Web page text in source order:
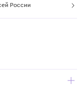
России